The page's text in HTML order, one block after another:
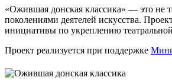
«Ожившая донская классика» — это не
поколениями деятелей искусства.
инициативы по укреплению
Проект реализуется при поддержке